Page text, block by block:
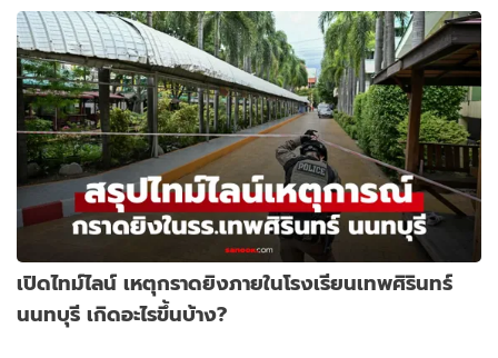
เปิดไทม์ไลน์ เหตุกราดยิงภายในโรงเรียนเทพศิรินทร์
นนทบุรี เกิดอะไรขึ้นบ้าง?